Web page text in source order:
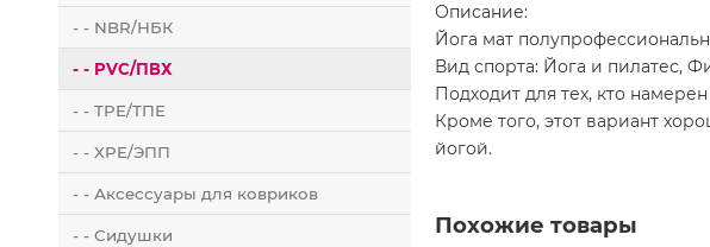
- - NBR/НБК
- - PVC/ПВХ
- - TPE/ТПЕ
- - XPE/ЭПП
- - Аксессуары для ковриков
- - Сидушки
Описание:
Йога мат
Вид спорта: Йога и пилатес,
Подходит для тех, кто
Кроме того, этот вариант
йогой.
Похожие товары